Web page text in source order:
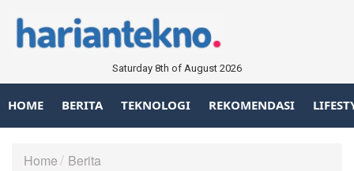
Saturday 8th of August 2026
HOME BERITA TEKNOLOGI REKOMENDASI
Home Berita